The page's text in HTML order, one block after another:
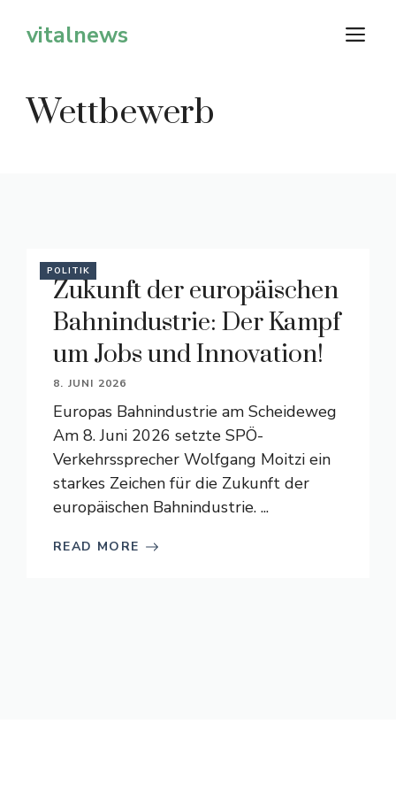
Inhaltvitalnews
Wettbewerb
POLITIK
Zukunft der europäischen
Bahnindustrie: Der Kampf
um Jobs und Innovation!
8. JUNI 2026
Europas Bahnindustrie am Scheideweg
Am 8. Juni 2026 setzte SPÖ-
Verkehrssprecher Wolfgang Moitzi ein
starkes Zeichen für die Zukunft der
europäischen Bahnindustrie. ...
READ MORE